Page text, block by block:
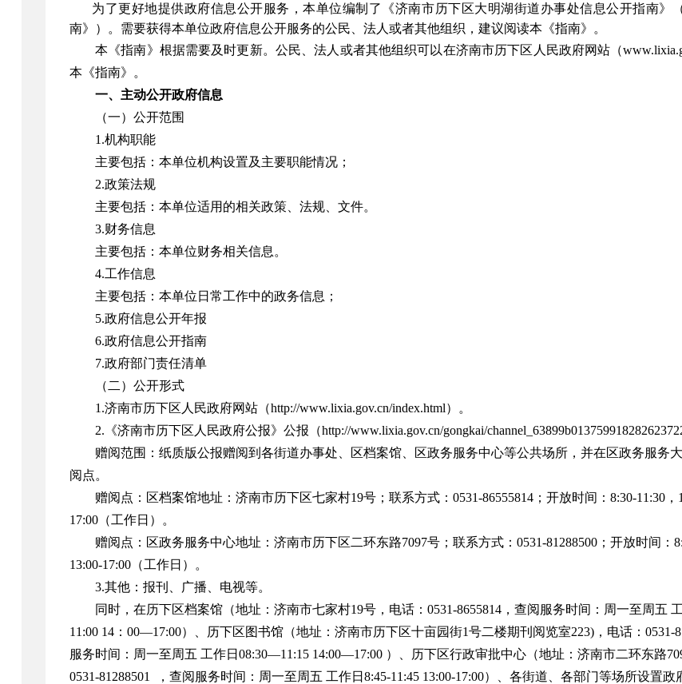
为了更好地提供政府信息公开服务，本单位编制了《济南市历下区大明湖街道办事处信息公开指南》
南》）。需要获得本单位政府信息公开服务的公民、法人或者其他组织，建议阅读本《指南》。
本《指南》根据需要及时更新。公民、法人或者其他组织可以在济南市历下区人民政府网站（
本《指南》。
一、主动公开政府信息
（一）公开范围
1.机构职能
主要包括：本单位机构设置及主要职能情况；
2.政策法规
主要包括：本单位适用的相关政策、法规、文件。
3.财务信息
主要包括：本单位财务相关信息。
4.工作信息
主要包括：本单位日常工作中的政务信息；
5.政府信息公开年报
6.政府信息公开指南
7.政府部门责任清单
（二）公开形式
1.济南市历下区人民政府网站（http://www.lixia.gov.cn/index.html）。
2.《济南市历下区人民政府公报》公报（http://www.lixia.gov.cn/gongkai/
赠阅范围：纸质版公报赠阅到各街道办事处、区档案馆、区政务服务中心等公共场所，并在区政务服务
阅点。
赠阅点：区档案馆地址：济南市历下区七家村19号；联系方式：0531-86555814；开放时间：8:30-11:30，
17:00（工作日）。
赠阅点：区政务服务中心地址：济南市历下区二环东路7097号；联系方式：0531-81288500；开放时间：
13:00-17:00（工作日）。
3.其他：报刊、广播、电视等。
同时，在历下区档案馆（地址：济南市七家村19号，电话：0531-8655814，查阅服务时间：周一至周五
11:00 14：00—17:00）、历下区图书馆（地址：济南市历下区十亩园街1号二楼期刊阅览室223)，电话：0531-
服务时间：周一至周五 工作日08:30—11:15 14:00—17:00 ）、历下区行政审批中心（地址：济南市二环东路
0531-81288501 ，查阅服务时间：周一至周五 工作日8:45-11:45 13:00-17:00）、各街道、各部门等场所设置政